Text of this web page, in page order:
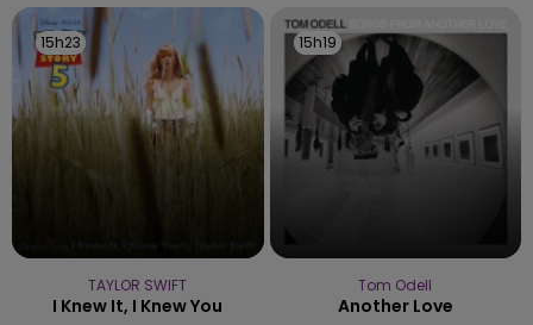
15h23
15h23
TAYLOR SWIFT
I Knew It, I Knew You
15h19
15h19
Tom Odell
Another Love